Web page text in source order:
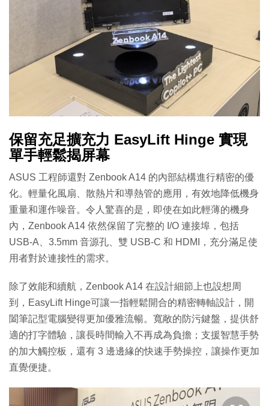
保留充足擴充力 EasyLift Hinge 實現
單手輕鬆揭屏幕
ASUS 工程師還對 Zenbook A14 的內部結構進行精密的優
化。輕量化風扇、散熱片和導熱管的應用，有效地降低機身
重量和運作噪音。令人驚喜的是，即使在如此輕薄的機身
內，Zenbook A14 依然保留了完整的 I/O 連接埠，包括
USB-A、3.5mm 音源孔、雙 USB-C 和 HDMI，充分滿足使
用者對於連接性的需求。
除了效能和續航，Zenbook A14 在設計細節上也設想周
到，EasyLift Hinge可讓一指輕鬆開合的精密轉軸設計，開
闔筆記型電腦變得更加優雅流暢。寬敞的防污鍵盤，提供舒
適的打字體驗，讓長時間輸入不再成為負擔；支援智慧手勢
的加大觸控板，還有 3 邊邊緣的快速手勢操控，讓操作更加
直覺便捷。